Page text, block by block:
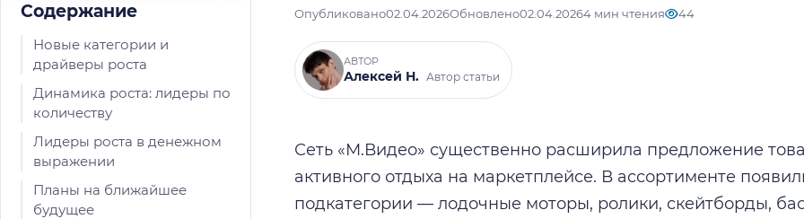
Опубликовано02.04.2026Обновлено02.04.20264 мин чтения 44
АВТОР
Алексей Н. Автор статьи
Содержание
Новые категории и
драйверы роста
Динамика роста: лидеры по
количеству
Лидеры роста в денежном
выражении
Планы на ближайшее
будущее
Сеть «М.Видео» существенно расширила предложение
активного отдыха на маркетплейсе. В ассортименте
подкатегории — лодочные моторы, ролики, скейтборды,